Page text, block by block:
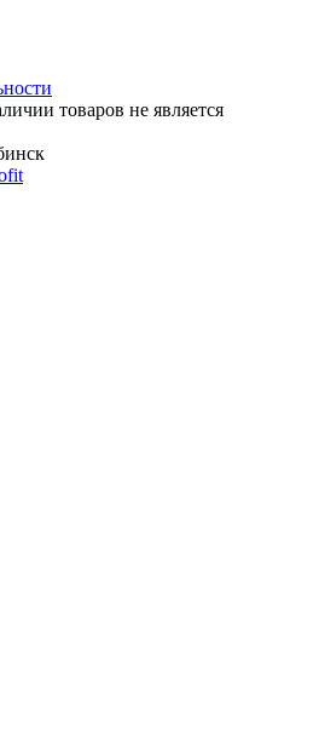
товаров не является